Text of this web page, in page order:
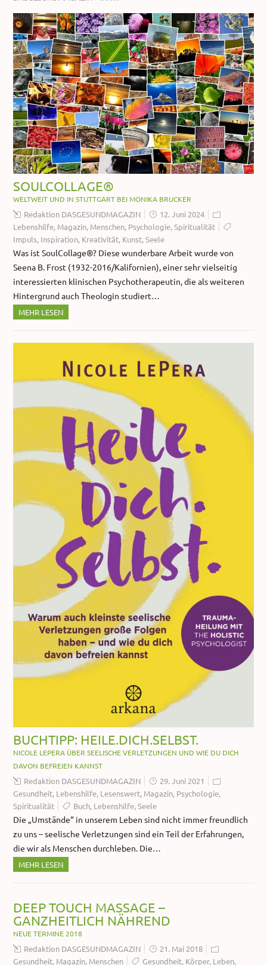
SOULCOLLAGE®
WELTWEIT UND IN STUTTGART BEI MONIKA BRUCKER
Redaktion DASGESUNDMAGAZIN
12. Juni 2024
Lebenshilfe, Magazin, Menschen, Psychologie,Spiritualität
Impuls, Inspiration, Kreativität, Kunst,Seele
Was ist SoulCollage®? Diese wunderbare Arbeit wurde von
Seena B. Frost (1932-2016/Kalifornien), einer sehr vielseitig
interessierten klinischen Psychotherapeutin, die als weiteren
Hintergrund auch Theologin studiert…
MEHR LESEN
BUCHTIPP: HEILE.DICH.SELBST.
NICOLE LEPERA ÜBER SEELISCHE VERLETZUNGEN UND WIE DU DICH
DAVON BEFREIEN KANNST
Redaktion DASGESUNDMAGAZIN
29. Juni 2021
Gesundheit, Lebenshilfe, Lesenswert, Magazin, Psychologie,
Spiritualität
Buch, Lebenshilfe,Seele
Die „Umstände“ in unserem Leben sind nicht immer freundlich
zu uns – seelische Verletzungen sind ein Teil der Erfahrungen,
die wir als Menschen durchleben. Die…
MEHR LESEN
DEEP TOUCH MASSAGE –
GANZHEITLICH NÄHREND
NEUE TERMINE 2018
Redaktion DASGESUNDMAGAZIN
21. Mai 2018
Gesundheit, Magazin, Menschen Gesundheit, Körper, Leben,